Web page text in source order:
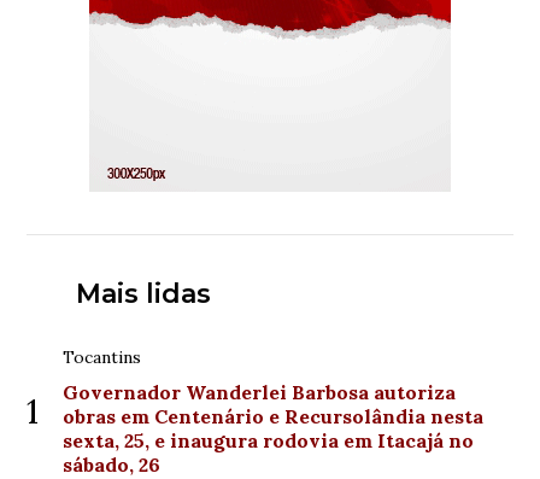
Mais lidas
1
Tocantins
Governador Wanderlei Barbosa autoriza
obras em Centenário e Recursolândia nesta
sexta, 25, e inaugura rodovia em Itacajá no
sábado, 26